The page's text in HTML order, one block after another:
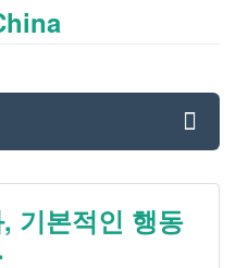
기본적인 행동